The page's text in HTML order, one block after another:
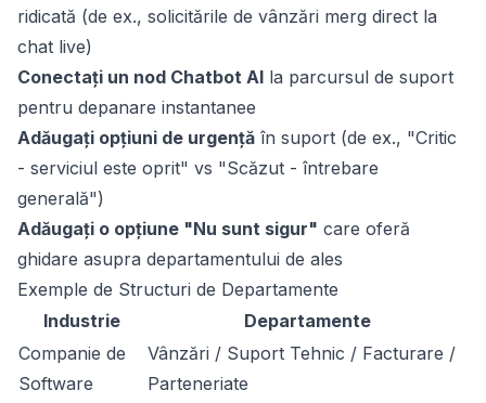
ridicată (de ex., solicitările de vânzări merg direct la
chat live)
Conectați un nod Chatbot AI la parcursul de suport
pentru depanare instantanee
Adăugați opțiuni de urgență în suport (de ex., "Critic
- serviciul este oprit" vs "Scăzut - întrebare
generală")
Adăugați o opțiune "Nu sunt sigur" care oferă
ghidare asupra departamentului de ales
Exemple de Structuri de Departamente
Industrie
Departamente
Companie de
Software
Vânzări / Suport Tehnic / Facturare /
Parteneriate